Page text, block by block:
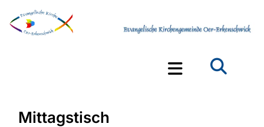
Mittagstisch